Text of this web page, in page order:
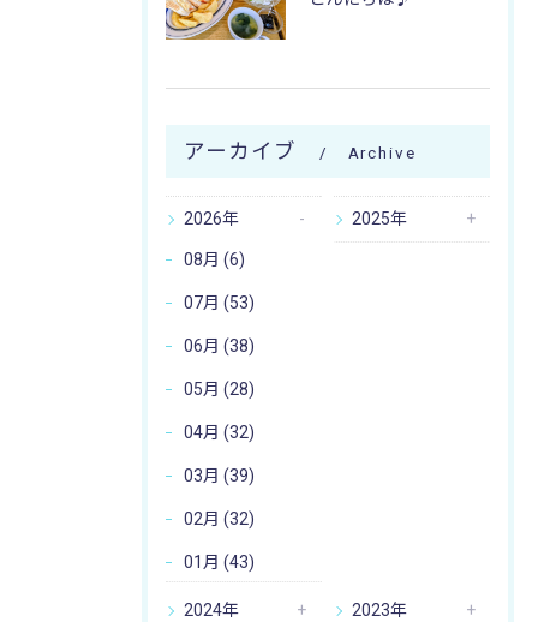
アーカイブ Archive
2026年
08月 (6)
07月 (53)
06月 (38)
05月 (28)
04月 (32)
03月 (39)
02月 (32)
01月 (43)
2025年
2024年 2023年